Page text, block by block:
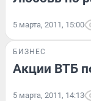
5 марта, 2011, 15:00
БИЗНЕС
Акции ВТБ
5 марта, 2011, 14:13